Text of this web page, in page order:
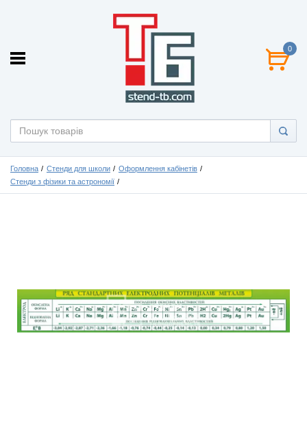
0
Головна Стенди для школи
Оформлення кабінетів
Стенди з фізики та астрономії